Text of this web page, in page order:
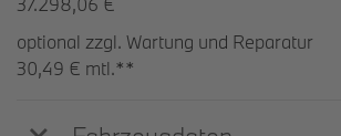
optional zzgl. Wartung und Reparatur
30,49 € mtl.**